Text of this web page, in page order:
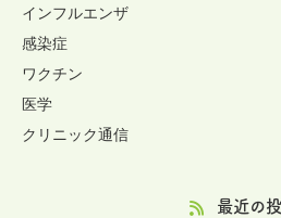
インフルエンザ
感染症
ワクチン
医学
クリニック通信
最近の